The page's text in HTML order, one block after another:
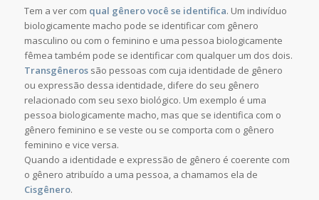
Tem a ver com qual gênero você se identifica. Um indivíduo
biologicamente macho pode se identificar com gênero
masculino ou com o feminino e uma pessoa biologicamente
fêmea também pode se identificar com qualquer um dos dois.
Transgênerossão pessoas com cuja identidade de gênero
ou expressão dessa identidade, difere do seu gênero
relacionado com seu sexo biológico. Um exemplo é uma
pessoa biologicamente macho, mas que se identifica com o
gênero feminino e se veste ou se comporta com o gênero
feminino e vice versa.
Quando a identidade e expressão de gênero é coerente com
o gênero atribuído a uma pessoa, a chamamos ela de
Cisgênero.